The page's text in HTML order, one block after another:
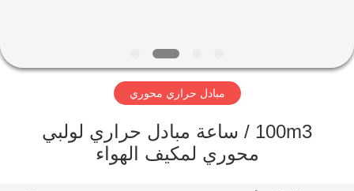
عنا
مبادل حراري محوري
100m3 / ساعة مبادل حراري لولبي
محوري لمكيف الهواء